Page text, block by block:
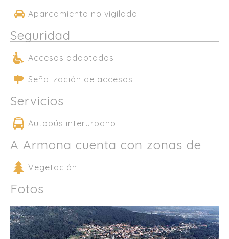
Aparcamiento no vigilado
Seguridad
Accesos adaptados
Señalización de accesos
Servicios
Autobús interurbano
A Armona cuenta con zonas de
Vegetación
Fotos